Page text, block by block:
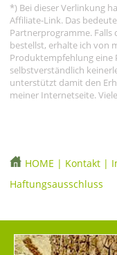
*) Bei dieser Verlinkung
Affiliate-Link. Das
Partnerprogramme.
bestellst, erhalte ich von
Produktempfehlung eine
selbstverständlich
unterstützt damit den
meiner Internetseite.
HOME | Kontakt |
Haftungsausschluss